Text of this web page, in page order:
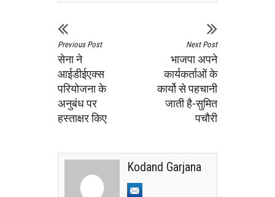
Previous Post
सेना ने
आईडीईएक्स
परियोजना के
अनुबंध पर
हस्ताक्षर किए
Next Post
भाजपा अपने
कार्यकर्ताओं के
कार्यो से पहचानी
जाती है-सुमित
पचौरी
Kodand Garjana